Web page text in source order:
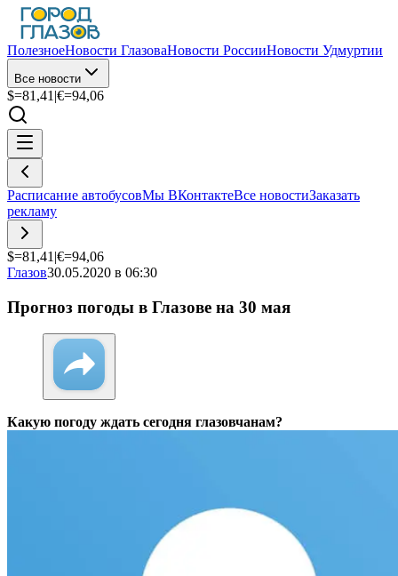
ПолезноеНовости ГлазоваНовости РоссииНовости Удмуртии
Все новости
$=81,41 |€=94,06
Расписание автобусовМы ВКонтактеВсе новостиЗаказать
рекламу
$=81,41 |€=94,06
Глазов30.05.2020 в 06:30
Прогноз погоды в Глазове на 30 мая
Какую погоду ждать сегодня глазовчанам?